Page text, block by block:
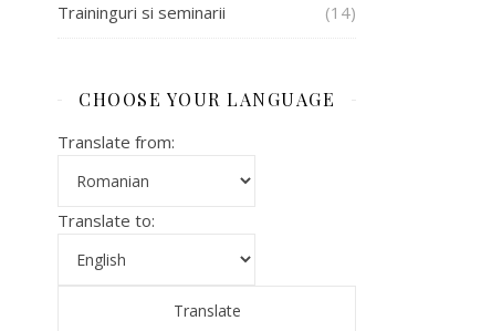
Traininguri si seminarii (14)
CHOOSE YOUR LANGUAGE
Translate from:
Translate to: